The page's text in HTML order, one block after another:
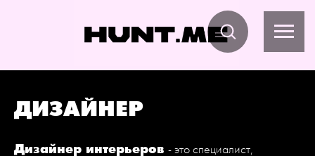
ДИЗАЙНЕР
Дизайнер интерьеров - это специалист,